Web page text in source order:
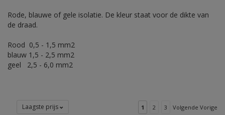
Rode, blauwe of gele isolatie. De kleur staat voor de dikte van
de draad.
Rood 0,5 - 1,5 mm2
blauw 1,5 - 2,5 mm2
geel 2,5 - 6,0 mm2
Laagste prijs 1 2 3 Volgende Vorige